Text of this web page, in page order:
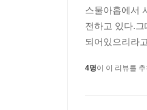
스물아홉에서
전하고 있다.
되어있으리라
4명이 이 리뷰를 추